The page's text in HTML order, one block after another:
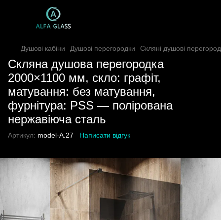
Душові кабіни Душові перегородки Скляні душові
Скляна душова перегородка
2000×1100 мм, скло: графіт,
матування: без матування,
фурнітура: PSS — полірована
нержавіюча сталь
Артикул: model-A.27 Написати відгук